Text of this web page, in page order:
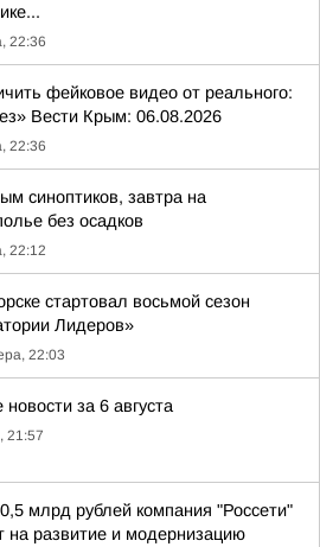
22:36
фейковое видео от реального:
Вести Крым: 06.08.2026
22:36
синоптиков, завтра на
без осадков
22:12
стартовал восьмой сезон
Лидеров»
22:03
за 6 августа
21:57
млрд рублей компания "Россети"
на развитие и модернизацию